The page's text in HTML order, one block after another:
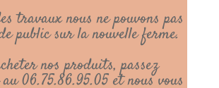
travaux nous ne pouvons pas
public sur la nouvelle ferme.
nos produits, passez
06.75.86.95.05 et nous vous